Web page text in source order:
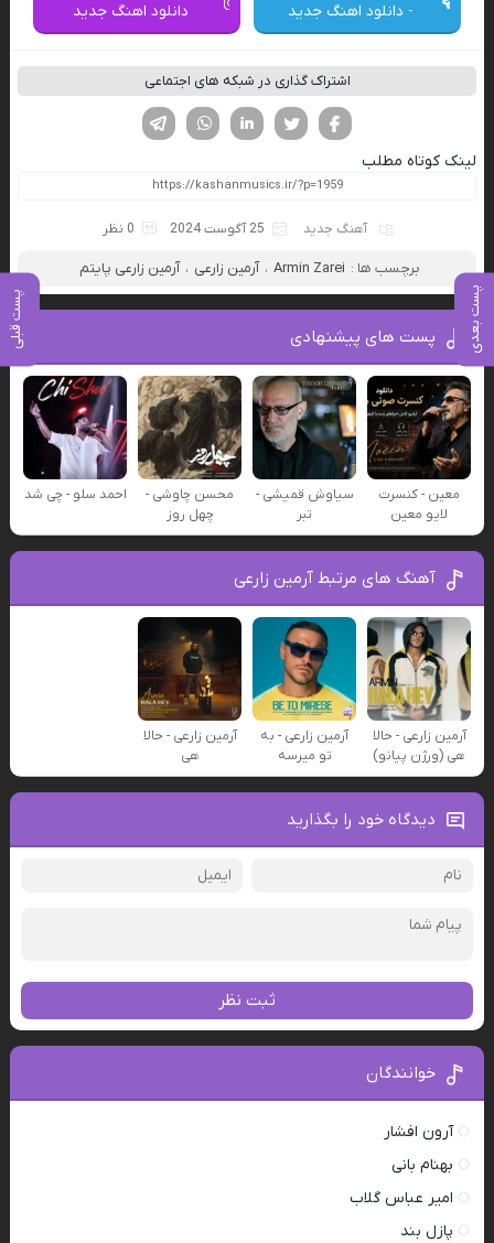
پست بعدی پست قبلی
- دانلود اهنگ جدید
دانلود اهنگ جدید
اشتراک گذاری در شبکه های اجتماعی
لینکدین تویتر
فیسوک
لینک کوتاه مطلب
آهنگ جدید 25 آگوست 2024 0 نظر
برچسب ها : Armin Zarei ، آرمین زارعی ، آرمین زارعی پایتم
پست های پیشنهادی
معین - کنسرت
لایو معین
سیاوش قمیشی -
تبر
محسن چاوشی -
چهل روز
احمد سلو - چی شد
آهنگ های مرتبط آرمین زارعی
آرمین زارعی - حالا
هی (ورژن پیانو)
آرمین زارعی - به
تو میرسه
آرمین زارعی - حالا
هی
دیدگاه خود را بگذارید
ثبت نظر
خوانندگان
آرون افشار
بهنام بانی
امیر عباس گلاب
پازل بند